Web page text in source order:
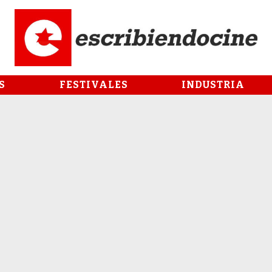
FESTIVALES INDUSTRIA